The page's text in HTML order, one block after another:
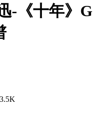
-《十年》G
3.5K